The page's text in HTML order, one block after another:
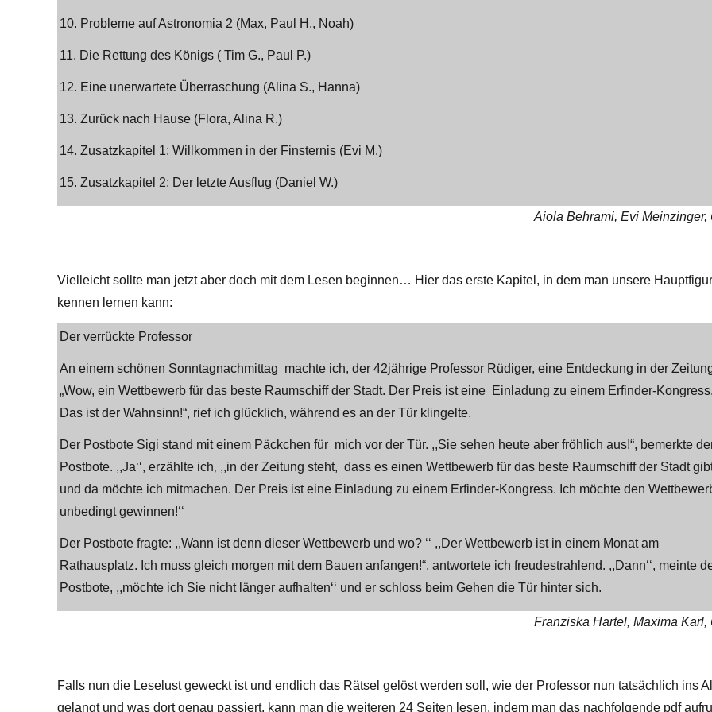
10. Probleme auf Astronomia 2 (Max, Paul H., Noah)
11. Die Rettung des Königs ( Tim G., Paul P.)
12. Eine unerwartete Überraschung (Alina S., Hanna)
13. Zurück nach Hause (Flora, Alina R.)
14. Zusatzkapitel 1: Willkommen in der Finsternis (Evi M.)
15. Zusatzkapitel 2: Der letzte Ausflug (Daniel W.)
Aiola Behrami, Evi Meinzinger,
Vielleicht sollte man jetzt aber doch mit dem Lesen beginnen… Hier das erste Kapitel, in dem man unsere Hauptfigur
kennen lernen kann:
Der verrückte Professor
An einem schönen Sonntagnachmittag machte ich, der 42jährige Professor Rüdiger, eine Entdeckung in der
„Wow, ein Wettbewerb für das beste Raumschiff der Stadt. Der Preis ist eine Einladung zu einem Erfinder-
Das ist der Wahnsinn!“, rief ich glücklich, während es an der Tür klingelte.
Der Postbote Sigi stand mit einem Päckchen für mich vor der Tür. ,,Sie sehen heute aber fröhlich aus!“, bemerkte
Postbote. ,,Ja‘‘, erzählte ich‚ ,,in der Zeitung steht, dass es einen Wettbewerb für das beste Raumschiff der Stadt
und da möchte ich mitmachen. Der Preis ist eine Einladung zu einem Erfinder-Kongress. Ich möchte den
unbedingt gewinnen!‘‘
Der Postbote fragte: ,,Wann ist denn dieser Wettbewerb und wo? ‘‘ ,,Der Wettbewerb ist in einem Monat am
Rathausplatz. Ich muss gleich morgen mit dem Bauen anfangen!“, antwortete ich freudestrahlend. ,,Dann‘‘, meinte
Postbote, ,,möchte ich Sie nicht länger aufhalten‘‘ und er schloss beim Gehen die Tür hinter sich.
Franziska Hartel, Maxima Karl,
Falls nun die Leselust geweckt ist und endlich das Rätsel gelöst werden soll, wie der Professor nun tatsächlich ins
gelangt und was dort genau passiert, kann man die weiteren 24 Seiten lesen, indem man das nachfolgende pdf